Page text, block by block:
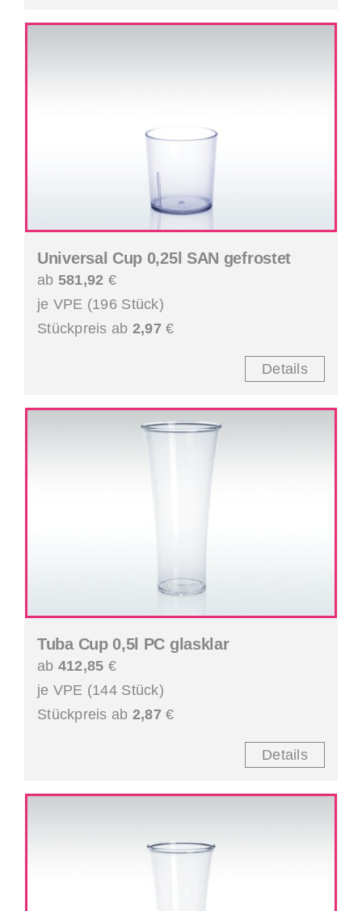
Universal Cup 0,25l SAN gefrostet
ab 581,92 €
je VPE (196 Stück)
Stückpreis ab 2,97€
Details
Tuba Cup 0,5l PC glasklar
ab 412,85 €
je VPE (144 Stück)
Stückpreis ab 2,87€
Details